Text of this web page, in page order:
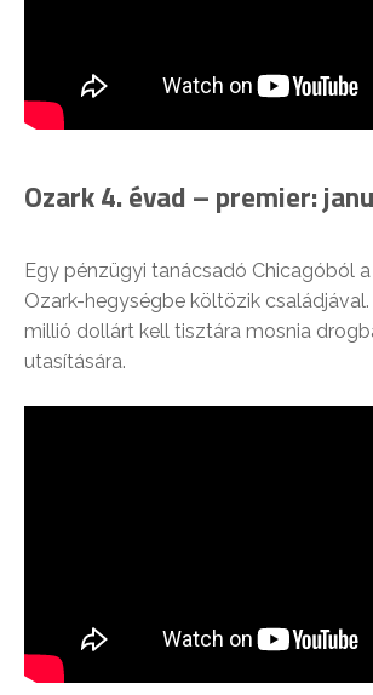
Ozark 4. évad – premier:
Egy pénzügyi tanácsadó Chicagóból
Ozark-hegységbe költözik
millió dollárt kell tisztára mosnia
utasítására.